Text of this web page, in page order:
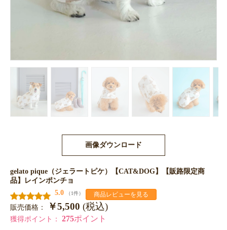
画像ダウンロード
gelato pique（ジェラートピケ）【CAT&DOG】【販路限定商
品】レインポンチョ
5.0
（1件） 商品レビューを見る
販売価格： ￥5,500 (税込)
獲得ポイント： 275ポイント